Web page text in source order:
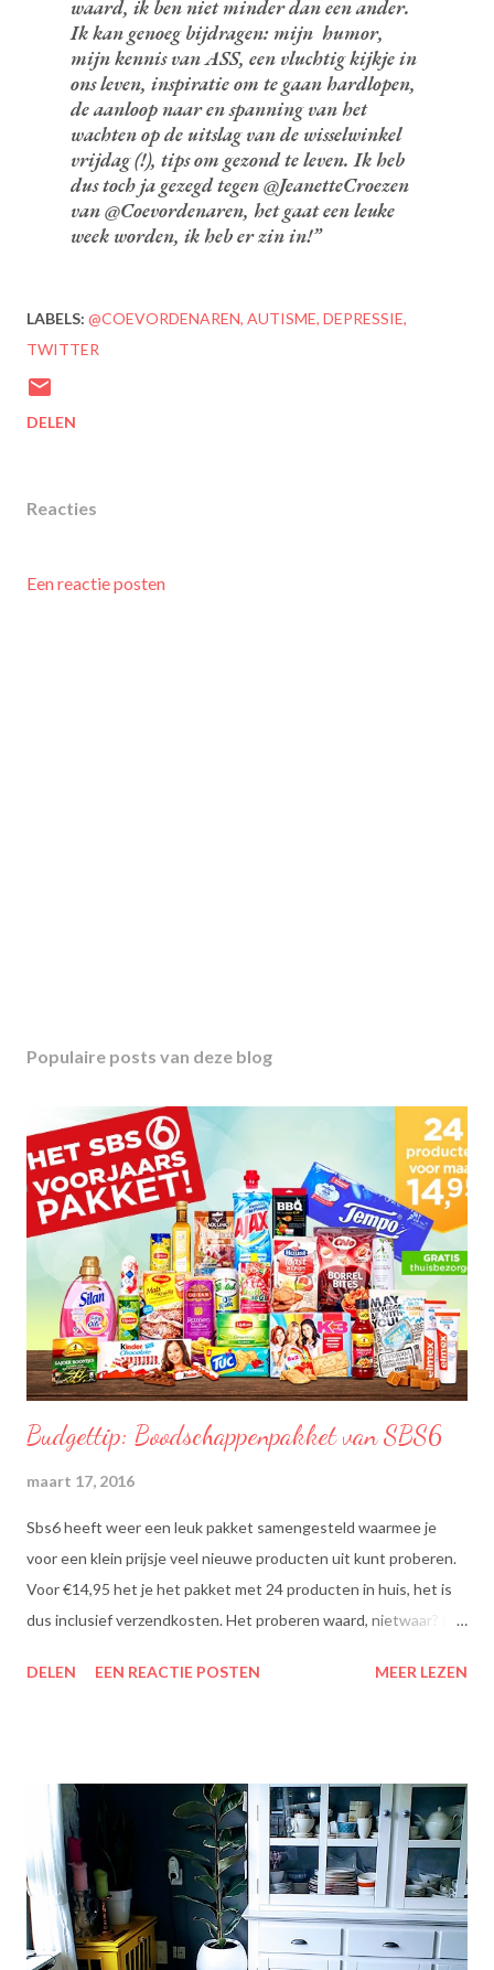
waard, ik ben niet minder dan een ander.
Ik kan genoeg bijdragen: mijn humor,
mijn kennis van ASS, een vluchtig kijkje in
ons leven, inspiratie om te gaan hardlopen,
de aanloop naar en spanning van het
wachten op de uitslag van de wisselwinkel
vrijdag (!), tips om gezond te leven. Ik heb
dus toch ja gezegd tegen @JeanetteCroezen
van @Coevordenaren, het gaat een leuke
week worden, ik heb er zin in!
LABELS: @COEVORDENAREN AUTISME DEPRESSIE
TWITTER
DELEN
Reacties
Een reactie posten
Populaire posts van deze blog
Budgettip: Boodschappenpakket van SBS6
maart 17, 2016
Sbs6 heeft weer een leuk pakket samengesteld waarmee je
voor een klein prijsje veel nieuwe producten uit kunt proberen.
Voor €14,95 het je het pakket met 24 producten in huis, het is
dus inclusief verzendkosten. Het proberen waard, nietwaar? Dit
theesmaken van Lipton: voor een goed moment dat heerlijk
mengsel van zonnebloem-, lijnzaad- en koolzaadolie. Het bevat
Omega’s 3 & 6 die goed zijn voor hart en bloedvaten. Omega's 3
& 6 zijn meervoudig onverzadigde vetzuren, die het lichaam niet
zelf kan aanmaken. Ze dragen bij tot de instandhouding van een
normaal cholesterolgehalte in het bloed. Becel Dieetolie geeft
een optimale smaak aan uw gerechten, met behoud van de
DELEN EEN REACTIE POSTEN MEER LEZEN